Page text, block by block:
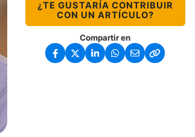
¿TE GUSTARÍA CONTRIBUIR
CON UN ARTÍCULO?
Compartir en